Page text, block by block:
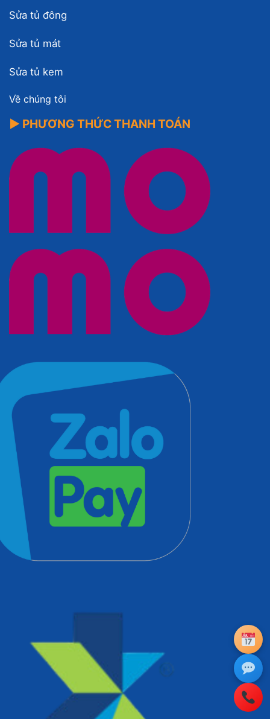
Sửa tủ đông
Sửa tủ mát
Sửa tủ kem
Về chúng tôi
▶ PHƯƠNG THỨC THANH TOÁN